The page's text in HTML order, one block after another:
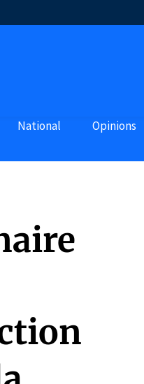
National Opinions